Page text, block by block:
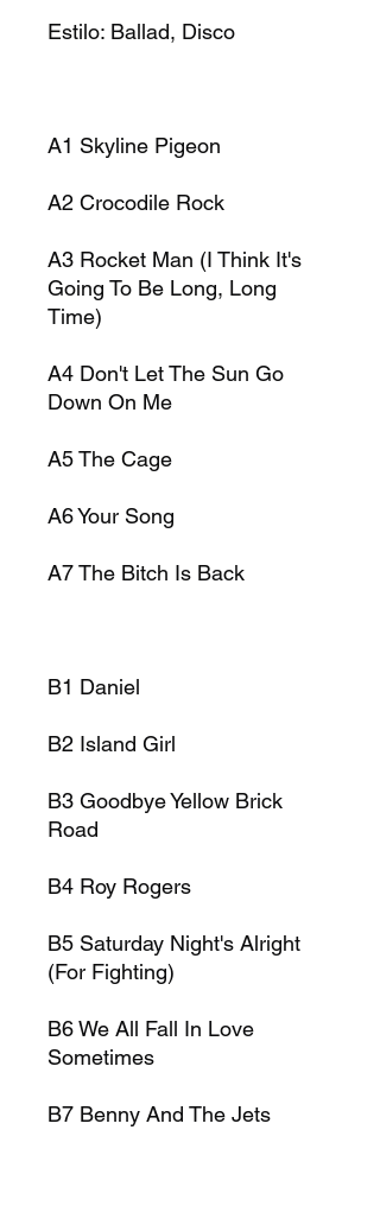
Estilo: Ballad, Disco
A1 Skyline Pigeon
A2 Crocodile Rock
A3 Rocket Man (I Think It's
Going To Be Long, Long
Time)
A4 Don't Let The Sun Go
Down On Me
A5 The Cage
A6 Your Song
A7 The Bitch Is Back
B1 Daniel
B2 Island Girl
B3 Goodbye Yellow Brick
Road
B4 Roy Rogers
B5 Saturday Night's Alright
(For Fighting)
B6 We All Fall In Love
Sometimes
B7 Benny And The Jets